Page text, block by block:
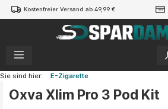
springen
Kostenfreier Versand ab 49,99 €
Sie sind hier: E-Zigarette
Oxva Xlim Pro 3 Pod Kit